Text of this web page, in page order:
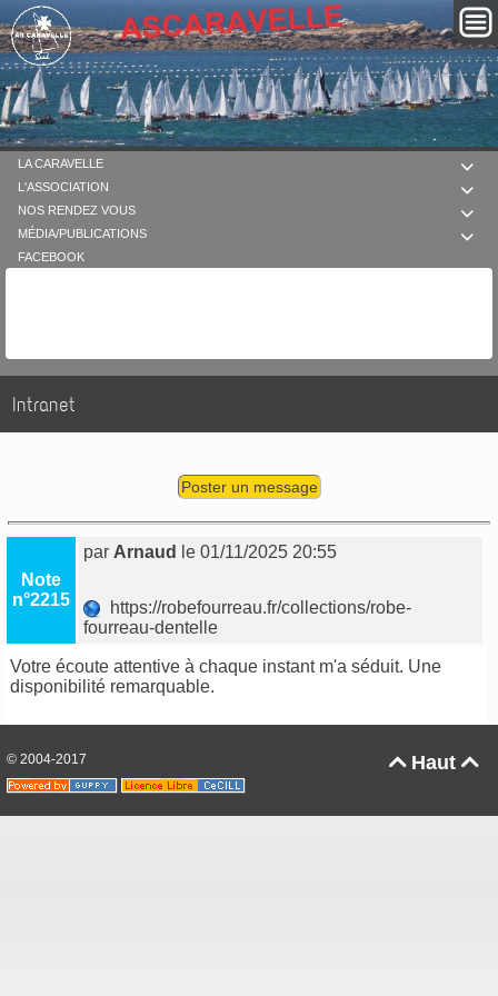

LA CARAVELLE

L'ASSOCIATION

NOS RENDEZ VOUS

MÉDIA/PUBLICATIONS
FACEBOOK
Intranet
Poster un message
Note
n°2215
par Arnaud le 01/11/2025 20:55
https://robefourreau.fr/collections/robe-
fourreau-dentelle
Votre écoute attentive à chaque instant m'a séduit. Une
disponibilité remarquable.
Haut 
© 2004-2017